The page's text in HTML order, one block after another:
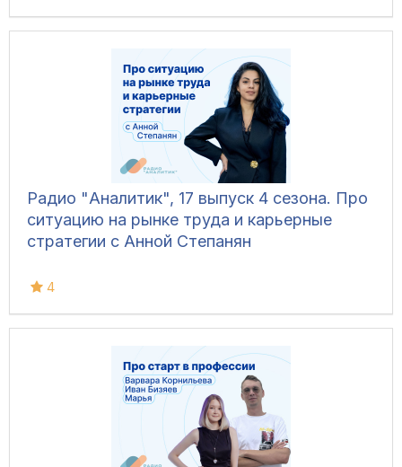
Радио "Аналитик", 17 выпуск 4 сезона. Про
ситуацию на рынке труда и карьерные
стратегии с Анной Степанян
4